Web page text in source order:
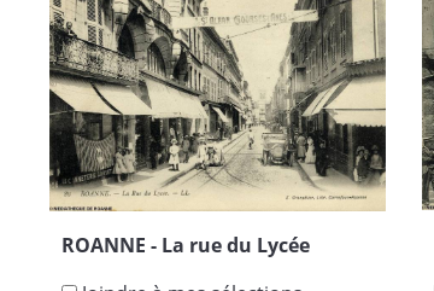
ROANNE - La rue du Lycée